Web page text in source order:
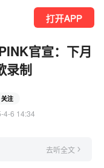
打开APP
官宣：下月
录制
关注
4-6 14:34
去听全文